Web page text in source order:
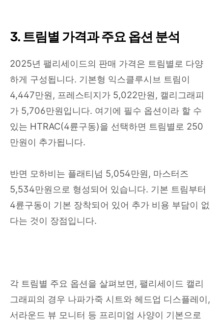
3. 트림별 가격과 주요 옵션 분석
2025년 팰리세이드의 판매 가격은 트림별로 다양
하게 구성됩니다. 기본형 익스클루시브 트림이
4,447만원, 프레스티지가 5,022만원, 캘리그래피
가 5,706만원입니다. 여기에 필수 옵션이라 할 수
있는 HTRAC(4륜구동)을 선택하면 트림별로 250
만원이 추가됩니다.
반면 모하비는 플래티넘 5,054만원, 마스터즈
5,534만원으로 형성되어 있습니다. 기본 트림부터
4륜구동이 기본 장착되어 있어 추가 비용 부담이 없
다는 것이 장점입니다.
각 트림별 주요 옵션을 살펴보면, 팰리세이드 캘리
그래피의 경우 나파가죽 시트와 헤드업 디스플레이,
서라운드 뷰 모니터 등 프리미엄 사양이 기본으로